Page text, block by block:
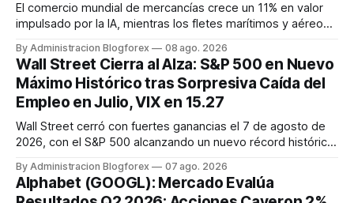
El comercio mundial de mercancías crece un 11% en valor
impulsado por la IA, mientras los fletes marítimos y aéreos
disrupciones geopolíticas y congestión. La financiación del
comercio, que depende en un 90% del crédito, se digitaliza
y el mercado...
By Administracion Blogforex 08 ago. 2026
Wall Street Cierra al Alza: S&P 500 en Nuevo
Máximo Histórico tras Sorpresiva Caída del
Empleo en Julio, VIX en 15.27
Wall Street cerró con fuertes ganancias el 7 de agosto de
2026, con el S&P 500 alcanzando un nuevo récord histórico
54,036.93 y el Nasdaq Composite escaló 1.3% a 26,690.62.
El impulso provino de un informe de empleo de julio
By Administracion Blogforex 07 ago. 2026
Alphabet (GOOGL): Mercado Evalúa